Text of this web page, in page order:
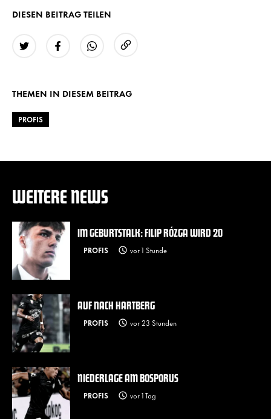
DIESEN BEITRAG TEILEN
THEMEN IN DIESEM BEITRAG
PROFIS
WEITERE NEWS
IM GEBURTSTALK: FILIP RÓZGA WIRD 20
PROFIS vor 1 Stunde
AUF NACH HARTBERG
PROFIS vor 23 Stunden
NIEDERLAGE AM BOSPORUS
PROFIS vor 1 Tag